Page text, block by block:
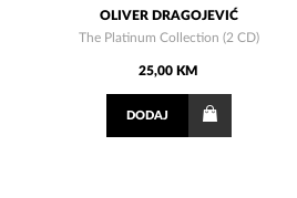
OLIVER DRAGOJEVIĆ
The Platinum Collection (2 CD)
25,00 KM
DODAJ